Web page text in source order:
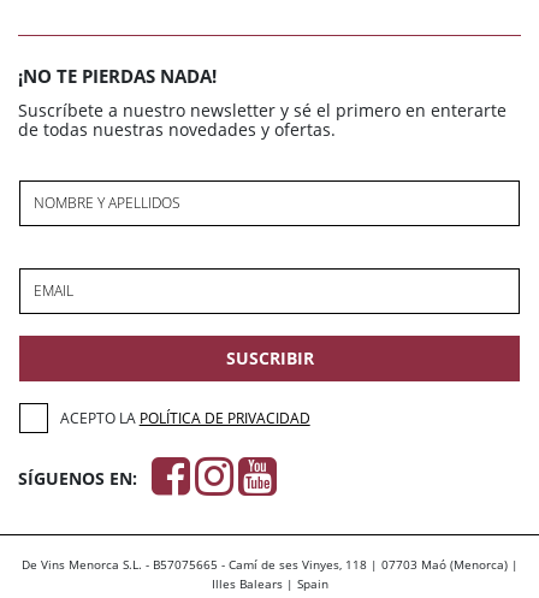
¡NO TE PIERDAS NADA!
Suscríbete a nuestro newsletter y sé el primero en enterarte
de todas nuestras novedades y ofertas.
NOMBRE Y APELLIDOS
EMAIL
SUSCRIBIR
ACEPTO LA POLÍTICA DE PRIVACIDAD
SÍGUENOS EN:
De Vins Menorca S.L. - B57075665 - Camí de ses Vinyes, 118 | 07703 Maó (Menorca) |
Illes Balears | Spain